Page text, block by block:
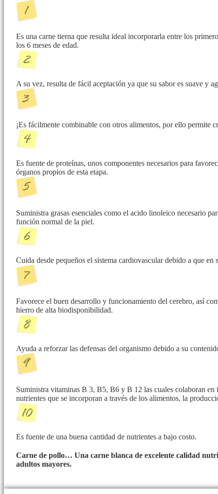
Es una carne tierna que resulta ideal incorporarla entre los
los 6 meses de edad.
A su vez, resulta de fácil aceptación ya que su sabor es suave y
¡Es fácilmente combinable con otros alimentos, por ello permite
Es fuente de proteínas, unos componentes necesarios para
órganos propios de esta etapa.
Suministra grasas esenciales como el acido linoleico necesario
función normal de la piel.
Cuida desde pequeños el sistema cardiovascular debido a que
Favorece el buen desarrollo y funcionamiento del cerebro, así
hierro de alta biodisponibilidad.
Ayuda a reforzar las defensas del organismo debido a su
Suministra vitaminas B 3, B5, B6 y B 12 las cuales colaboran
nutrientes que se incorporan a través de los alimentos, la
Es fuente de una buena cantidad de nutrientes a bajo costo.
Carne de pollo… Una carne blanca de excelente calidad
adultos mayores.